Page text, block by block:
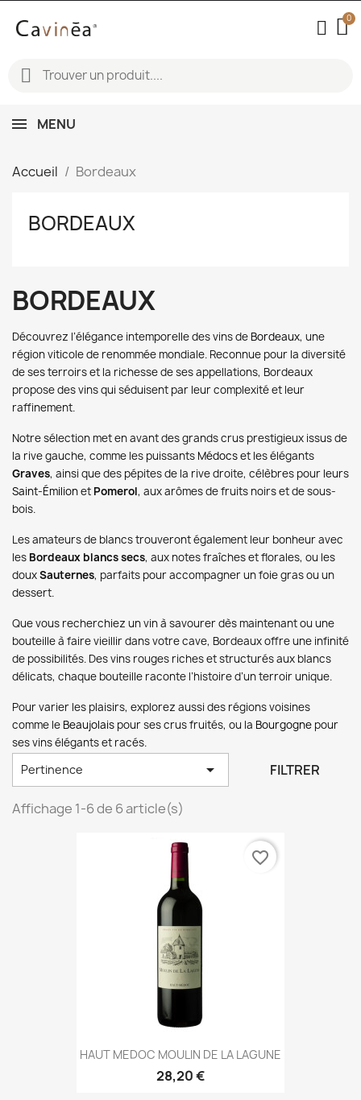
MENU
Accueil Bordeaux
BORDEAUX
BORDEAUX
Découvrez l’élégance intemporelle des vins de Bordeaux, une
région viticole de renommée mondiale. Reconnue pour la diversité
de ses terroirs et la richesse de ses appellations, Bordeaux
propose des vins qui séduisent par leur complexité et leur
raffinement.
Notre sélection met en avant des grands crus prestigieux issus de
la rive gauche, comme les puissants Médocset les élégants
Graves, ainsi que des pépites de la rive droite, célèbres pour leurs
Saint-Émilionet Pomerol, aux arômes de fruits noirs et de sous-
bois.
Les amateurs de blancs trouveront également leur bonheur avec
les Bordeaux blancs secs, aux notes fraîches et florales, ou les
douxSauternes, parfaits pour accompagner un foie gras ou un
dessert.
Que vous recherchiez un vin à savourer dès maintenant ou une
bouteille à faire vieillir dans votre cave, Bordeaux offre une infinité
de possibilités. Des vins rouges riches et structurés aux blancs
délicats, chaque bouteille raconte l’histoire d’un terroir unique.
Pour varier les plaisirs, explorez aussi des régions voisines
comme le Beaujolais pour ses crus fruités, ou la Bourgogne pour
ses vins élégants et racés.
Pertinence  FILTRER
Affichage 1-6 de 6 article(s)
HAUT MEDOC MOULIN DE LA LAGUNE
28,20 €
favorite_border